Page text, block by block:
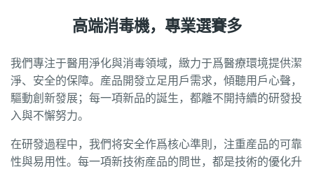
高端消毒機，專業選賽多
我們專注于醫用淨化與消毒領域，緻力于爲醫療環境提供潔
淨、安全的保障。産品開發立足用戶需求，傾聽用戶心聲，
驅動創新發展；每一項新品的誕生，都離不開持續的研發投
入與不懈努力。
在研發過程中，我們将安全作爲核心準則，注重産品的可靠
性與易用性。每一項新技術産品的問世，都是技術的優化升